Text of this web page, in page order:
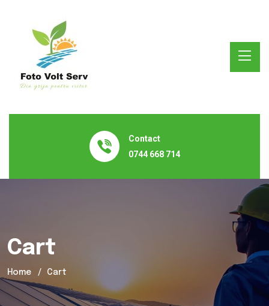
Contact
0744 668 714
Cart
Home Cart